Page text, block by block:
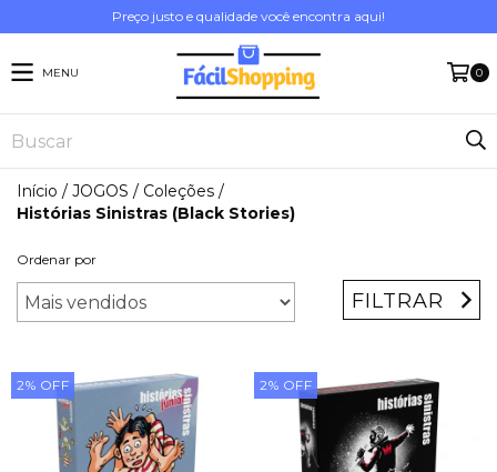
Preço justo e qualidade você encontra aqui!
MENU 0
Início / JOGOS / Coleções /
Histórias Sinistras (Black Stories)
Ordenar por
FILTRAR
2% OFF 2% OFF